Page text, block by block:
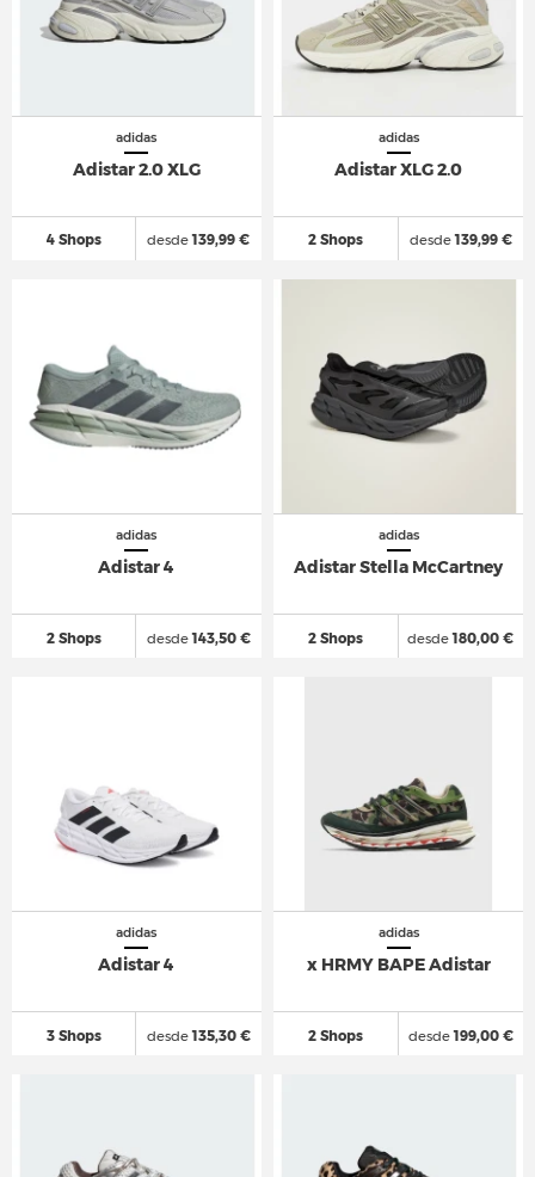
adidas
Adistar 2.0 XLG
4 Shops desde139,99 €
adidas
Adistar XLG 2.0
2 Shops desde139,99 €
adidas
Adistar 4
2 Shops desde143,50 €
adidas
Adistar Stella McCartney
2 Shops desde180,00 €
adidas
Adistar 4
3 Shops desde135,30 €
adidas
x HRMY BAPE Adistar
2 Shops desde199,00 €